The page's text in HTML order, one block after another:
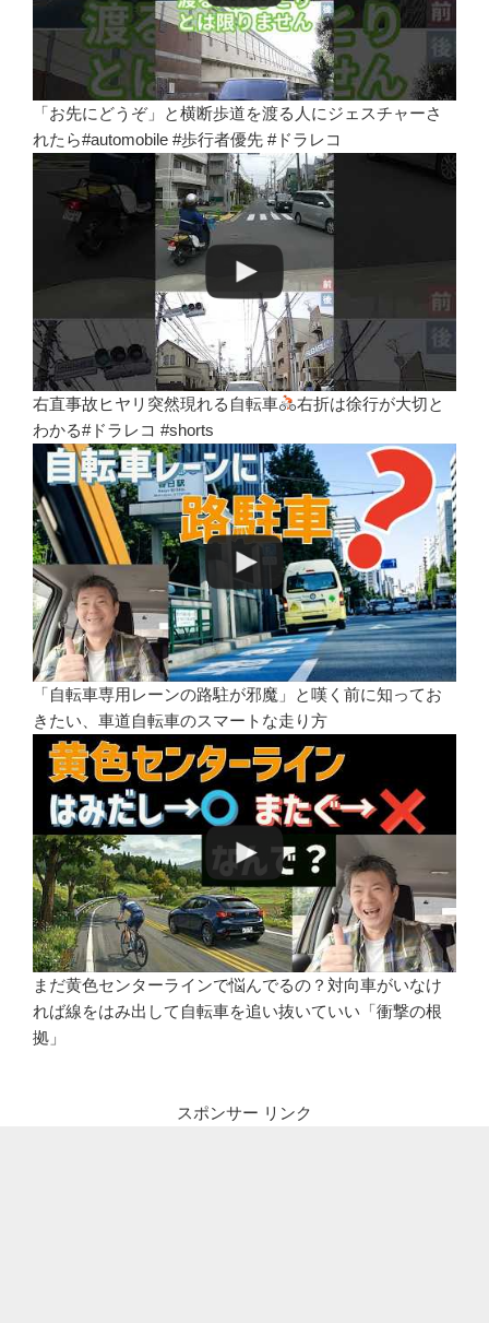
「お先にどうぞ」と横断歩道を渡る人にジェスチャーさ
れたら#automobile #歩行者優先 #ドラレコ
右直事故ヒヤリ突然現れる自転車
右折は徐行が大切と
わかる#ドラレコ #shorts
「自転車専用レーンの路駐が邪魔」と嘆く前に知ってお
きたい、車道自転車のスマートな走り方
まだ黄色センターラインで悩んでるの？対向車がいなけ
れば線をはみ出して自転車を追い抜いていい「衝撃の根
拠」
スポンサー リンク